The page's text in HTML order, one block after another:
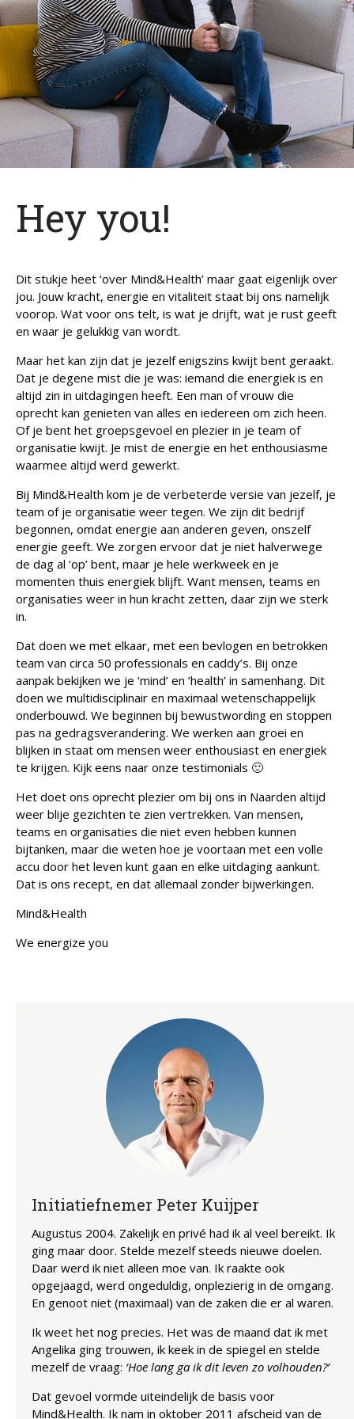
Vacatures
Agenda
In het nieuws
Testimonials
Slaaptest
Boekenadvies
Passie
Ontspanning
Werkleven
Zingeving
+31 6 534 707 84
Algemene Voorwaarden
Privacyreglement
Hey you!
Dit stukje heet ‘over Mind&Health’ maar gaat eigenlijk over
jou. Jouw kracht, energie en vitaliteit staat bij ons namelijk
voorop. Wat voor ons telt, is wat je drijft, wat je rust geeft
en waar je gelukkig van wordt.
Maar het kan zijn dat je jezelf enigszins kwijt bent geraakt.
Dat je degene mist die je was: iemand die energiek is en
altijd zin in uitdagingen heeft. Een man of vrouw die
oprecht kan genieten van alles en iedereen om zich heen.
Of je bent het groepsgevoel en plezier in je team of
organisatie kwijt. Je mist de energie en het enthousiasme
waarmee altijd werd gewerkt.
Bij Mind&Health kom je de verbeterde versie van jezelf, je
team of je organisatie weer tegen. We zijn dit bedrijf
begonnen, omdat energie aan anderen geven, onszelf
energie geeft. We zorgen ervoor dat je niet halverwege
de dag al ‘op’ bent, maar je hele werkweek en je
momenten thuis energiek blijft. Want mensen, teams en
organisaties weer in hun kracht zetten, daar zijn we sterk
in.
Dat doen we met elkaar, met een bevlogen en betrokken
team van circa 50 professionals en caddy’s. Bij onze
aanpak bekijken we je ‘mind’ en ‘health’ in samenhang. Dit
doen we multidisciplinair en maximaal wetenschappelijk
onderbouwd. We beginnen bij bewustwording en stoppen
pas na gedragsverandering. We werken aan groei en
blijken in staat om mensen weer enthousiast en energiek
te krijgen. Kijk eens naar onze testimonials 🙂
Het doet ons oprecht plezier om bij ons in Naarden altijd
weer blije gezichten te zien vertrekken. Van mensen,
teams en organisaties die niet even hebben kunnen
bijtanken, maar die weten hoe je voortaan met een volle
accu door het leven kunt gaan en elke uitdaging aankunt.
Dat is ons recept, en dat allemaal zonder bijwerkingen.
Mind&Health
We energize you
Initiatiefnemer Peter Kuijper
Augustus 2004. Zakelijk en privé had ik al veel bereikt. Ik
ging maar door. Stelde mezelf steeds nieuwe doelen.
Daar werd ik niet alleen moe van. Ik raakte ook
opgejaagd, werd ongeduldig, onplezierig in de omgang.
En genoot niet (maximaal) van de zaken die er al waren.
Ik weet het nog precies. Het was de maand dat ik met
Angelika ging trouwen, ik keek in de spiegel en stelde
mezelf de vraag: ‘Hoe lang ga ik dit leven zo volhouden?’
Dat gevoel vormde uiteindelijk de basis voor
Mind&Health. Ik nam in oktober 2011 afscheid van de